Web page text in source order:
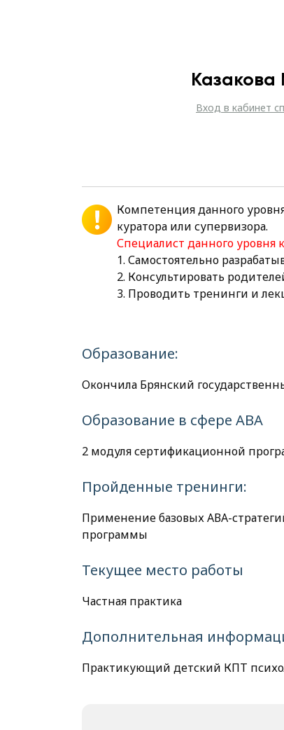
Вход в кабинет
Компетенция данного
куратора или супервизора.
Специалист данного
1. Самостоятельно
2. Консультировать
3. Проводить тренинги и
Образование:
Окончила Брянский
Образование в сфере АВА
2 модуля сертификационной
Пройденные тренинги:
Применение базовых АВА-
программы
Текущее место работы
Частная практика
Дополнительная
Практикующий детский КПТ